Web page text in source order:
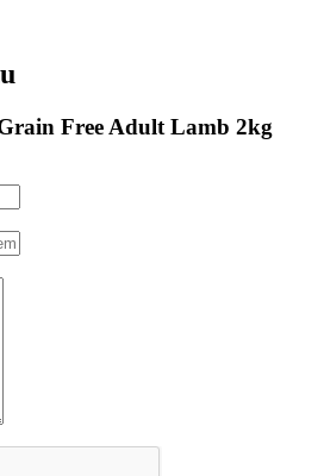
Free Adult Lamb 2kg